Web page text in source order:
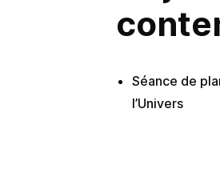
Séance de
l’Univers